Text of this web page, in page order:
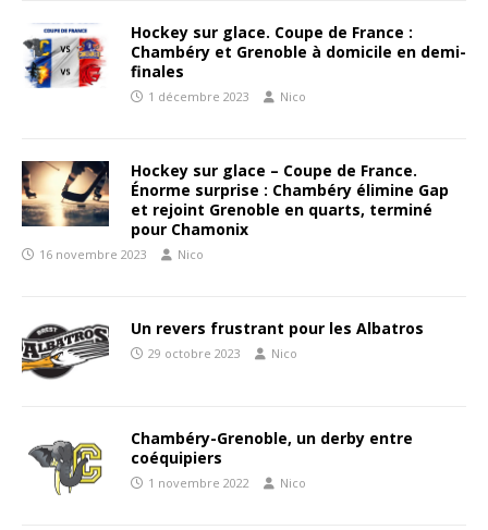
Hockey sur glace. Coupe de France :
Chambéry et Grenoble à domicile en demi-
finales
1 décembre 2023 Nico
Hockey sur glace – Coupe de France.
Énorme surprise : Chambéry élimine Gap
et rejoint Grenoble en quarts, terminé
pour Chamonix
16 novembre 2023 Nico
Un revers frustrant pour les Albatros
29 octobre 2023 Nico
Chambéry-Grenoble, un derby entre
coéquipiers
1 novembre 2022 Nico